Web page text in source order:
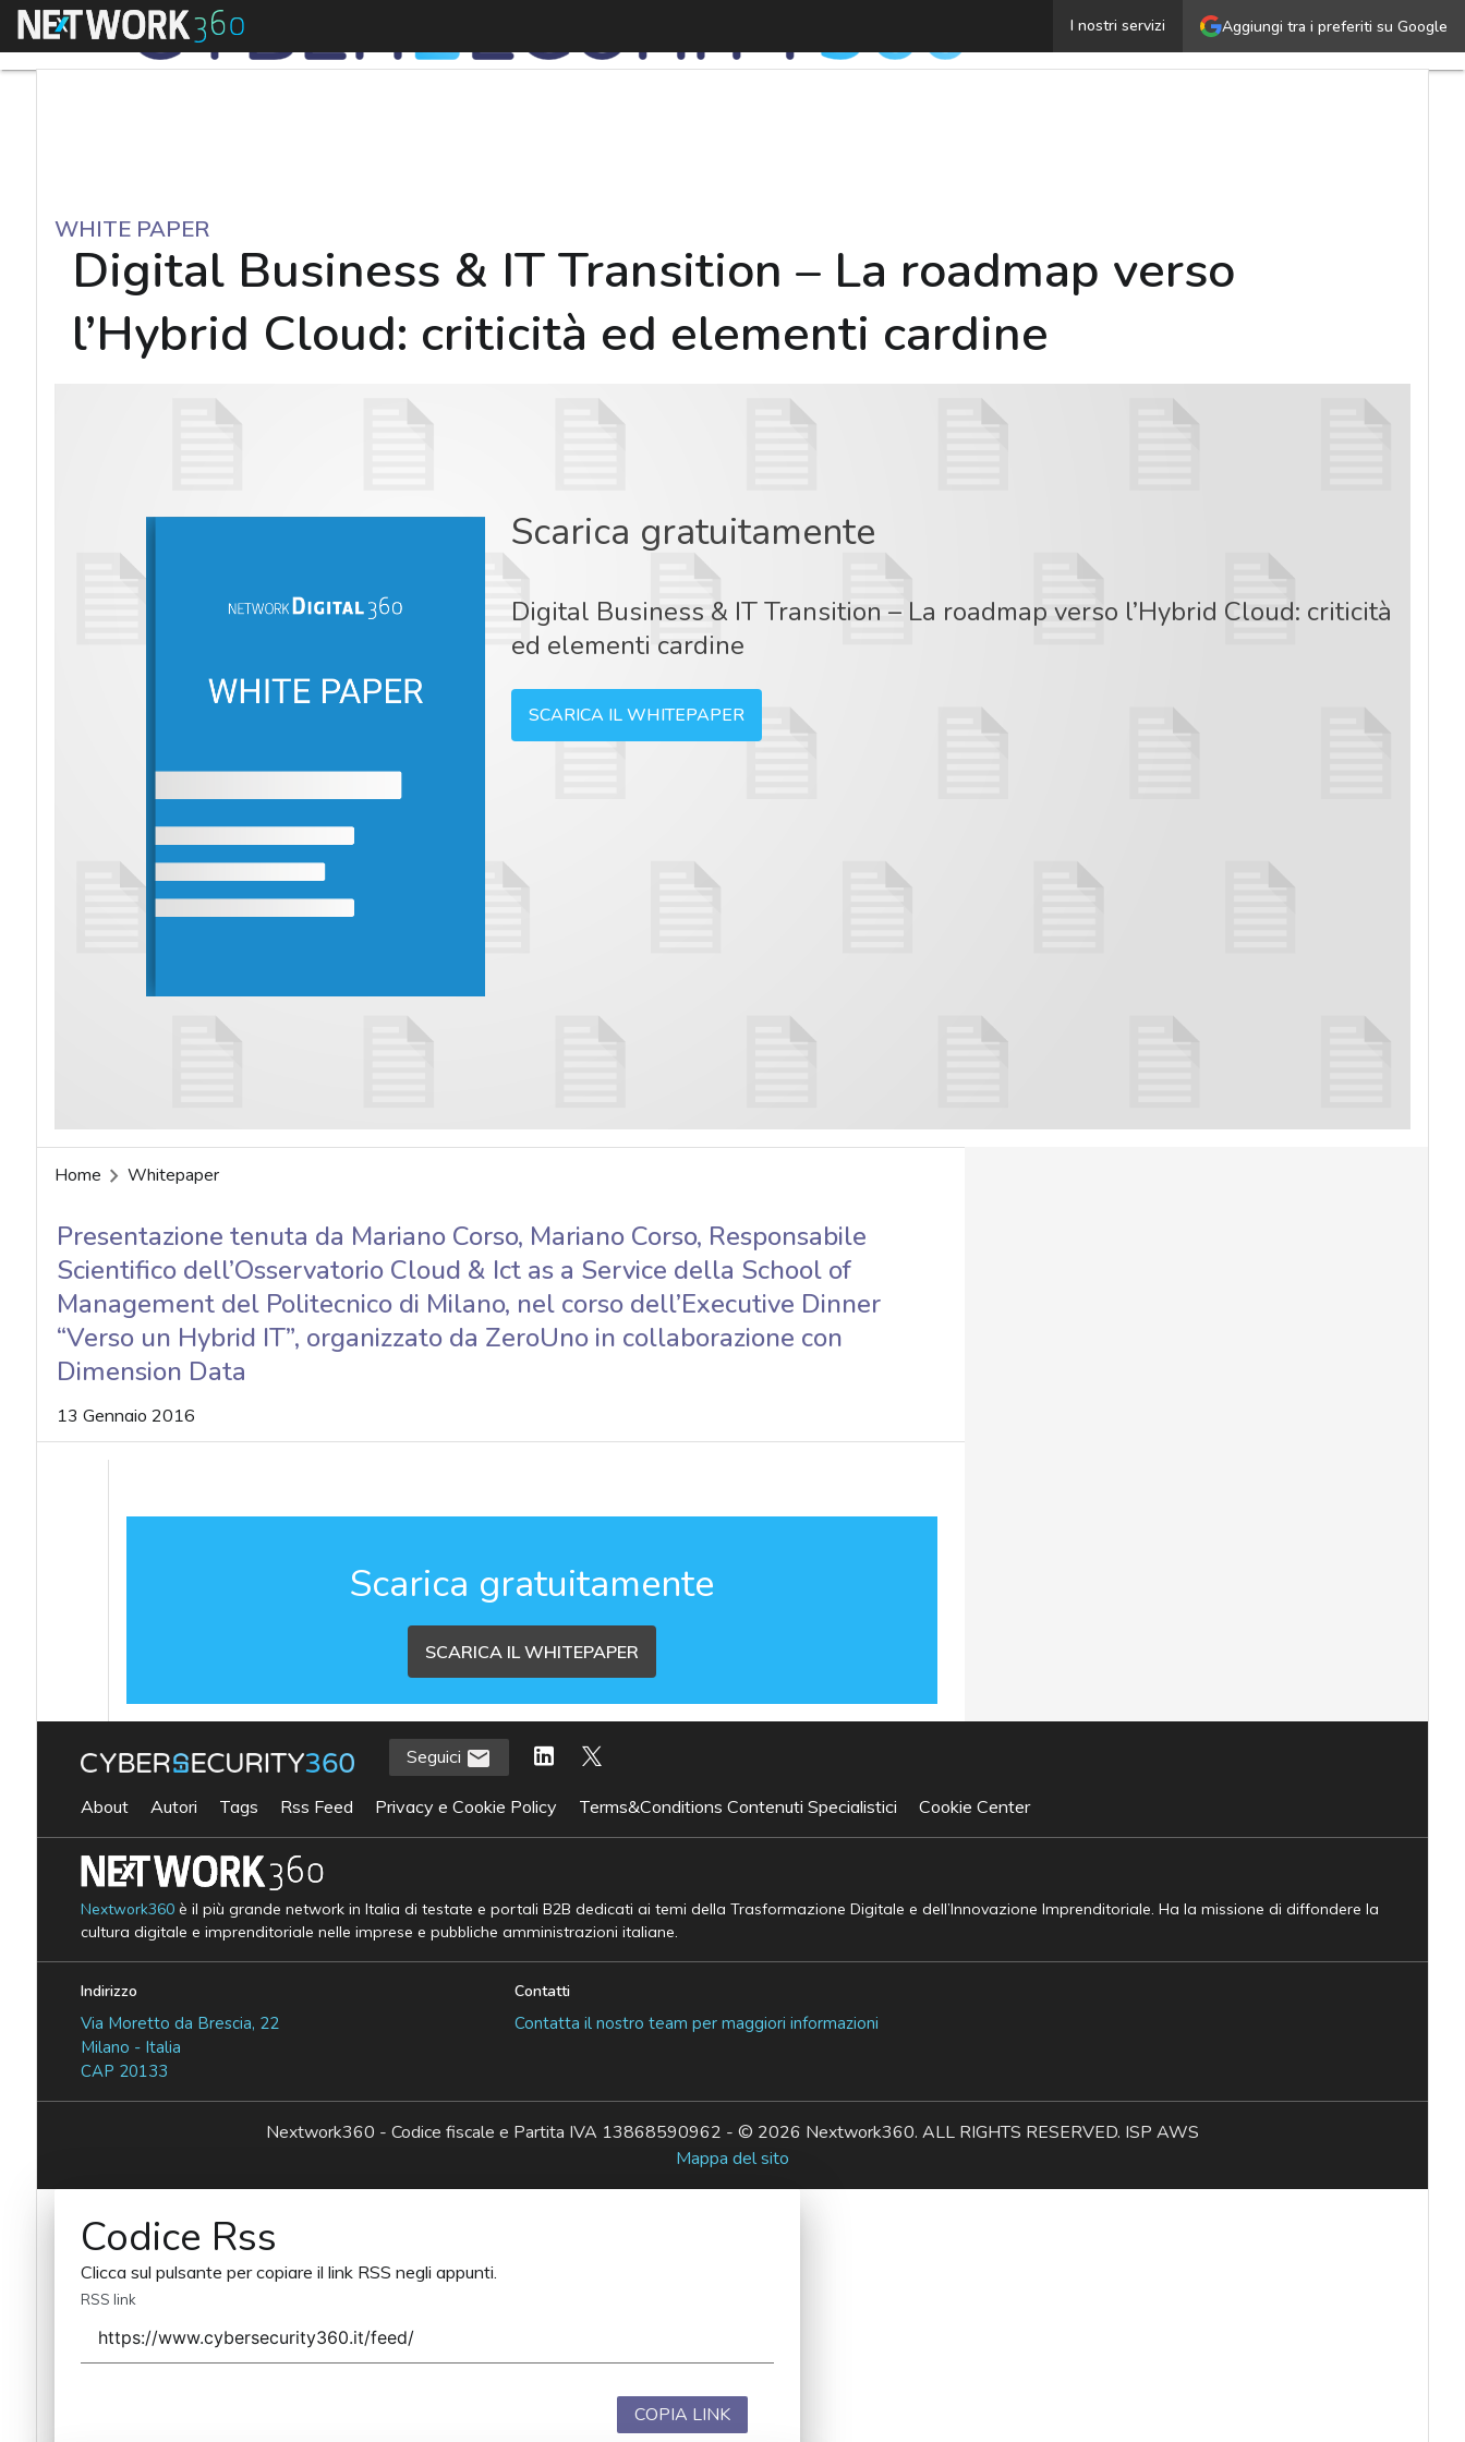
Aggiungi tra i preferiti su Google
I nostri servizi
Menu Digital Business & IT Transition – La roadmap verso
WHITE PAPER
Digital Business & IT Transition – La roadmap verso
l’Hybrid Cloud: criticità ed elementi cardine
Scarica gratuitamente
Digital Business & IT Transition – La roadmap verso l’Hybrid Cloud: criticità
ed elementi cardine
SCARICA IL WHITEPAPER
Home Whitepaper
Presentazione tenuta da Mariano Corso, Mariano Corso, Responsabile
Scientifico dell’Osservatorio Cloud & Ict as a Service della School of
Management del Politecnico di Milano, nel corso dell’Executive Dinner
“Verso un Hybrid IT”, organizzato da ZeroUno in collaborazione con
Dimension Data
13 Gennaio 2016
Scarica gratuitamente
SCARICA IL WHITEPAPER
Seguici
About Autori Tags Rss Feed Privacy e Cookie Policy Terms&Conditions Contenuti Specialistici Cookie Center
Nextwork360è il più grande network in Italia di testate e portali B2B dedicati ai temi della Trasformazione Digitale e dell’Innovazione Imprenditoriale. Ha la missione di diffondere la
cultura digitale e imprenditoriale nelle imprese e pubbliche amministrazioni italiane.
Indirizzo
Via Moretto da Brescia, 22
Milano - Italia
CAP 20133
Contatti
Contatta il nostro team per maggiori informazioni
Nextwork360 - Codice fiscale e Partita IVA 13868590962 - © 2026 Nextwork360. ALL RIGHTS RESERVED. ISP AWS
Mappa del sito
Codice Rss
Clicca sul pulsante per copiare il link RSS negli appunti.
RSS link
COPIA LINK